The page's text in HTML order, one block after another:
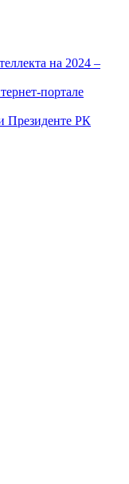
на 2024 –
портале
Президенте РК